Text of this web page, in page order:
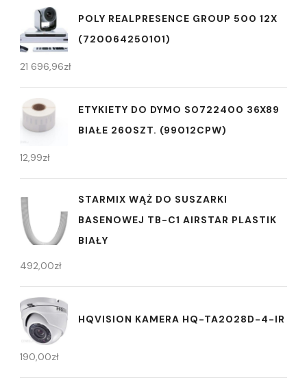
POLY REALPRESENCE GROUP 500 12X
(720064250101)
21 696,96zł
ETYKIETY DO DYMO S0722400 36X89
BIAŁE 260SZT. (99012CPW)
12,99zł
STARMIX WĄŻ DO SUSZARKI
BASENOWEJ TB-C1 AIRSTAR PLASTIK
BIAŁY
492,00zł
HQVISION KAMERA HQ-TA2028D-4-IR
190,00zł